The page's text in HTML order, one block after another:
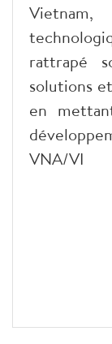
rattrapé
solutions
en
VNA/VI